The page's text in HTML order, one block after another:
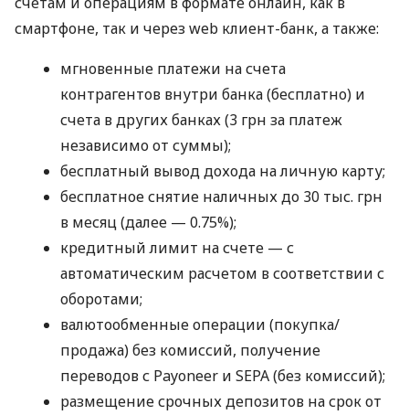
смартфоне, так и через web клиент-банк, а также:
мгновенные платежи на счета
контрагентов внутри банка (бесплатно) и
счета в других банках (3 грн за платеж
независимо от суммы);
бесплатный вывод дохода на личную карту;
бесплатное снятие наличных до 30 тыс. грн
в месяц (далее — 0.75%);
кредитный лимит на счете — с
автоматическим расчетом в соответствии с
оборотами;
валютообменные операции (покупка/
продажа) без комиссий, получение
переводов с Payoneer и SEPA (без комиссий);
размещение срочных депозитов на срок от